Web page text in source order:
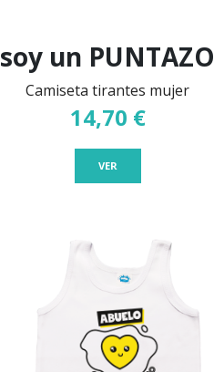
soy un PUNTAZO
Camiseta tirantes mujer
14,70 €
VER